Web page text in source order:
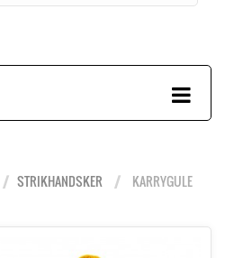
STRIKHANDSKER
KARRYGULE